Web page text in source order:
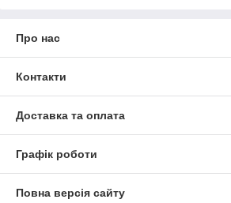
Про нас
Контакти
Доставка та оплата
Графік роботи
Повна версія сайту